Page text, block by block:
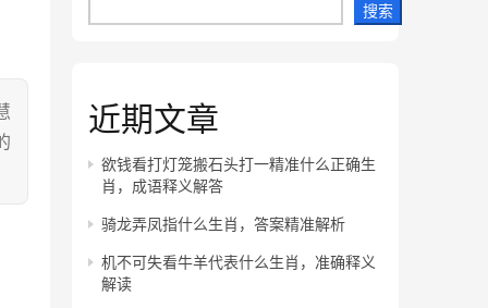
搜索
近期文章
欲钱看打灯笼搬石头打一精准什么正确生
肖，成语释义解答
骑龙弄凤指什么生肖，答案精准解析
机不可失看牛羊代表什么生肖，准确释义
解读